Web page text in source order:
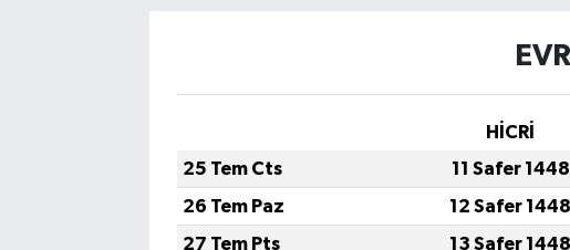
HİCRİ
25 Tem Cts
11 Safer 1448
26 Tem Paz
12 Safer 1448
27 Tem Pts
13 Safer 1448